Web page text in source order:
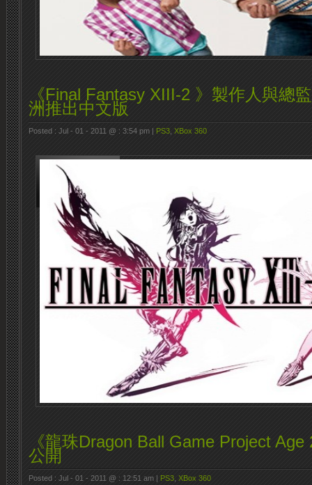
《Final Fantasy XIII-2 》製作人與總
洲推出中文版
Posted : Jul - 01 - 2011 @ : 3:54 pm | PS3 XBox 360
《龍珠Dragon Ball Game Project
公開
Posted : Jul - 01 - 2011 @ : 12:51 am | PS3 XBox 360